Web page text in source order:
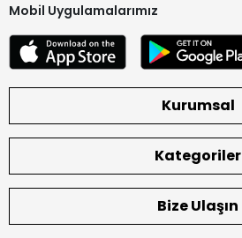
Mobil Uygulamalarımız
Kurumsal
Kategoriler
Bize Ulaşın